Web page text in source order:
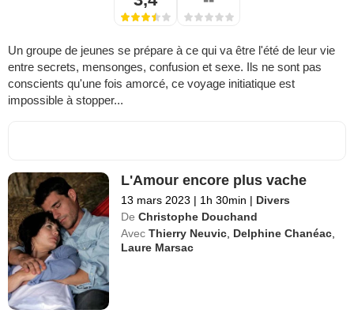
Un groupe de jeunes se prépare à ce qui va être l'été de leur vie
entre secrets, mensonges, confusion et sexe. Ils ne sont pas
conscients qu'une fois amorcé, ce voyage initiatique est
impossible à stopper...
L'Amour encore plus vache
13 mars 2023 | 1h 30min | Divers
De Christophe Douchand
Avec Thierry Neuvic Delphine Chanéac
Laure Marsac